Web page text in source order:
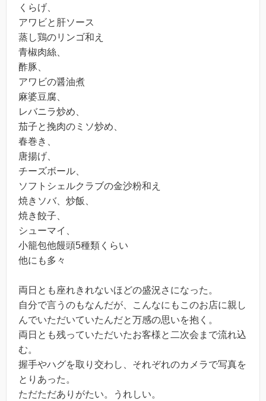
くらげ、
アワビと肝ソース
蒸し鶏のリンゴ和え
青椒肉絲、
酢豚、
アワビの醤油煮
麻婆豆腐、
レバニラ炒め、
茄子と挽肉のミソ炒め、
春巻き、
唐揚げ、
チーズボール、
ソフトシェルクラブの金沙粉和え
焼きソバ、炒飯、
焼き餃子、
シューマイ、
小籠包他饅頭5種類くらい
他にも多々
両日とも座れきれないほどの盛況さになった。
自分で言うのもなんだが、こんなにもこのお店に親し
んでいただいていたんだと万感の思いを抱く。
両日とも残っていただいたお客様と二次会まで流れ込
む。
握手やハグを取り交わし、それぞれのカメラで写真を
とりあった。
ただただありがたい。うれしい。